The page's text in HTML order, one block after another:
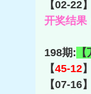
【02-22
开奖结果
198期:
【45-12
【07-16